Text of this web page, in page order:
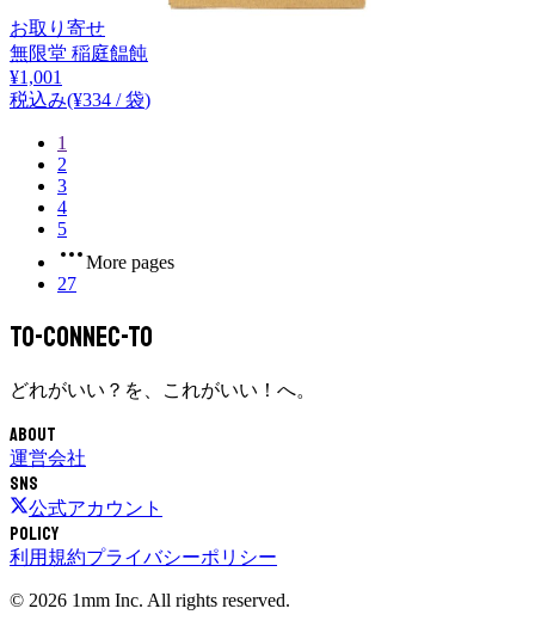
お取り寄せ
無限堂 稲庭饂飩
¥1,001
税込み(¥334 / 袋)
1
2
3
4
5
More pages
27
To-Connec-TO
どれがいい？を、これがいい！へ。
About
運営会社
SNS
公式アカウント
Policy
利用規約プライバシーポリシー
© 2026 1mm Inc. All rights reserved.